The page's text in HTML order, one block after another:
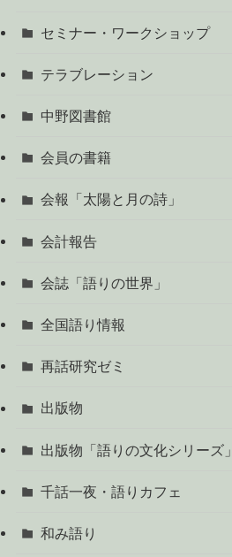
セミナー・ワークショップ
テラブレーション
中野図書館
会員の書籍
会報「太陽と月の詩」
会計報告
会誌「語りの世界」
全国語り情報
再話研究ゼミ
出版物
出版物「語りの文化シリーズ」
千話一夜・語りカフェ
和み語り